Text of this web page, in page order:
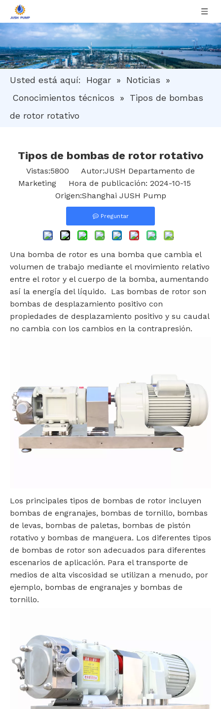
Usted está aquí: Hogar » Noticias
»
Conocimientos técnicos
»
Tipos de bombas
de rotor rotativo
Tipos de bombas de rotor rotativo
Vistas:5800 Autor:JUSH Departamento de
Marketing Hora de publicación: 2024-10-15
Origen:Shanghai JUSH Pump
Preguntar
‌Una bomba de rotor es una bomba que cambia el
volumen de trabajo mediante el movimiento relativo
entre el rotor y el cuerpo de la bomba, aumentando
así la energía del líquido. ‌ Las bombas de rotor son
bombas de desplazamiento positivo con
propiedades de desplazamiento positivo y su caudal
no cambia con los cambios en la contrapresión. ‌
Los principales tipos de bombas de rotor incluyen
bombas de engranajes, bombas de tornillo, bombas
de levas, bombas de paletas, bombas de pistón
rotativo y bombas de manguera. Los diferentes tipos
de bombas de rotor son adecuados para diferentes
escenarios de aplicación. Para el transporte de
medios de alta viscosidad se utilizan a menudo, por
ejemplo, bombas de engranajes y bombas de
tornillo.